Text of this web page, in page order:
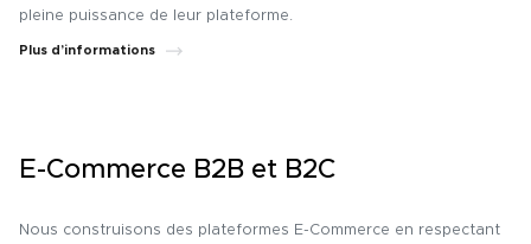
pleine puissance de leur plateforme.
Plus d’informations
E-Commerce B2B et B2C
Nous construisons des plateformes E-Commerce en respectant